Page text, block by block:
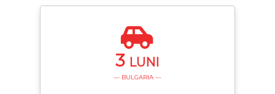
3 LUNI
— BULGARIA —